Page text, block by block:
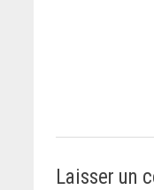
Laisser un